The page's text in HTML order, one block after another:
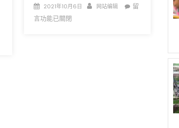
度
Posted
on
2021年10月6日 Author
网站编辑
在
留
言功能已關閉